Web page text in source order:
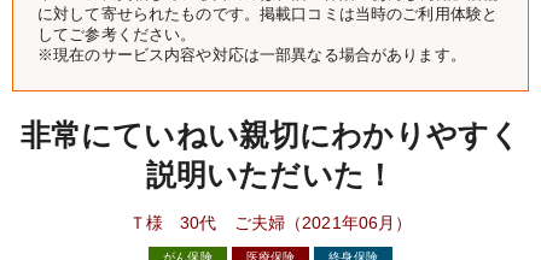
に対して寄せられたものです。掲載口コミは当時のご利用体験と
してご参考ください。
※現在のサービス内容や対応は一部異なる場合があります。
非常にていねい親切にわかりやすく
説明いただいた！
Ｔ様 30代 ご夫婦（2021年06月）
がん保険 医療保険 終身保険